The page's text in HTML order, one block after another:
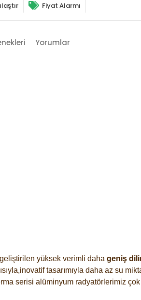
Fiyat Alarmı
Yorumlar
yüksek verimli daha geniş
tasarımıyla daha az su
serisi alüminyum radyatörlerimiz